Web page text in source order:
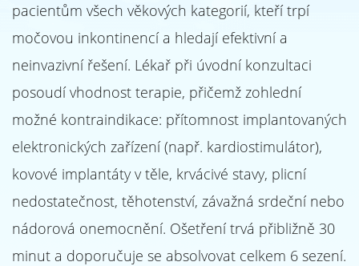
pacientům všech věkových kategorií, kteří trpí
močovou inkontinencí a hledají efektivní a
neinvazivní řešení. Lékař při úvodní konzultaci
posoudí vhodnost terapie, přičemž zohlední
možné kontraindikace: přítomnost implantovaných
elektronických zařízení (např. kardiostimulátor),
kovové implantáty v těle, krvácivé stavy, plicní
nedostatečnost, těhotenství, závažná srdeční nebo
nádorová onemocnění. Ošetření trvá přibližně 30
minut a doporučuje se absolvovat celkem 6 sezení.